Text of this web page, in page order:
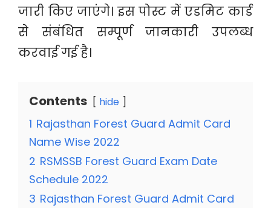
जारी किए जाएंगे। इस पोस्ट में एडमिट कार्ड
से संबंधित सम्पूर्ण जानकारी उपलब्ध
करवाई गई है।
Contents hide
1 Rajasthan Forest Guard Admit Card
Name Wise 2022
2 RSMSSB Forest Guard Exam Date
Schedule 2022
3 Rajasthan Forest Guard Admit Card